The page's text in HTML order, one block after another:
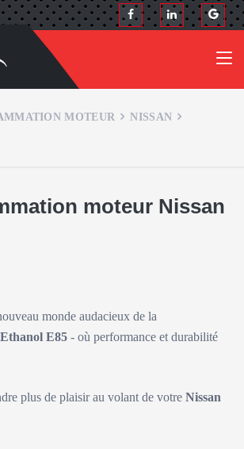
MOTEUR
NISSAN
moteur Nissan
monde audacieux de la
E85 - où performance et durabilité
plus de plaisir au volant de votre Nissan